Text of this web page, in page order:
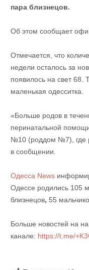
пара близнецов.
Об этом сообщает
Отмечается, что
недели осталось за
появилось на свет 68.
маленькая одесситка.
«Больше родов в
перинатальной
№10 (роддом №7), где
в сообщении.
Одесса News
Одессе родились 105
близнецов, 55
Больше новостей на
канале: https://t.me/